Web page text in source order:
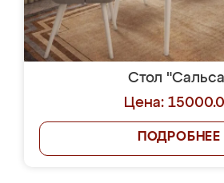
Стол
Цена:
ПОДРОБНЕЕ